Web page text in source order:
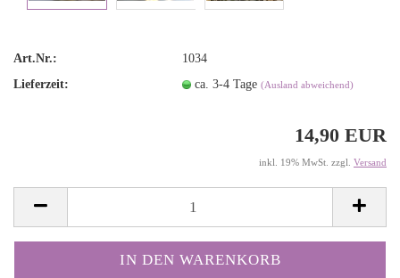
Art.Nr.:
1034
Lieferzeit:
ca. 3-4 Tage(Ausland abweichend)
14,90 EUR
inkl. 19% MwSt. zzgl. Versand